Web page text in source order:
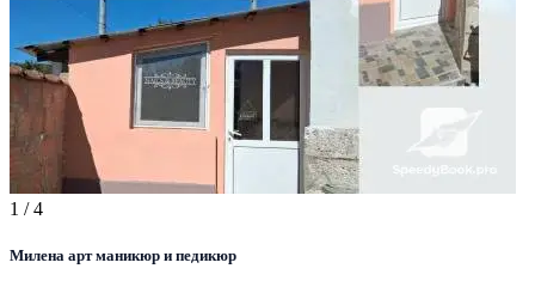
1 / 4
Милена арт маникюр и педикюр